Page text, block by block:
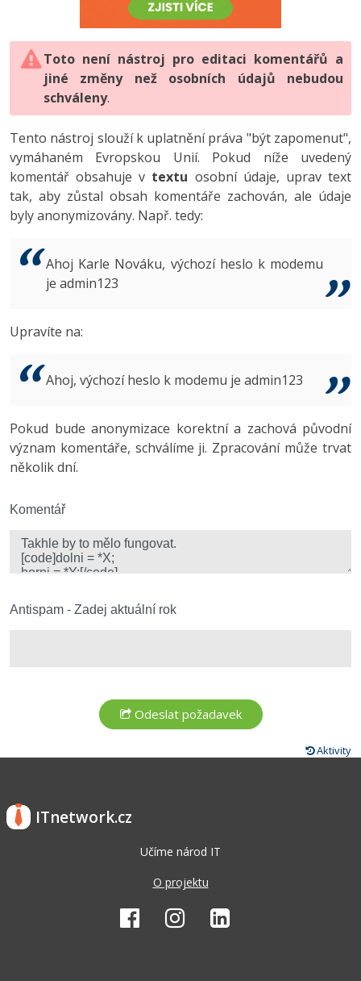
HTML5, CSS3, Bootstrap, SEO
SQL a databáze
Testování a verzování
UML a návrhové vzory
React
Spring
ASP.NET MVC
Best practices
PHP
JavaScript
Python
HTML / CSS
UML a návrhové vzory
MySQL/MariaDB
MS-SQL
Vývojář mobilních aplikací
C# Game developer
Tester
Systémový administrátor
3D grafik
Copywriter
WordPress specialista
-80%
JavaScript -80%
PHP -80%
Swift -80%
Kotlin -80%
VB.NET
Algoritmy -41%
Umělá inteligence (AI) -10%
Fórum
Digitální gramotnost
Marketing
WordPress
SEO
UX
Business
Copywriting
Windows
Kybernetická bezpečnost
Photoshop -80%
Adobe Illustrator -80%
Adobe Lightroom
Adobe XD
Adobe InDesign -25%
Adobe After Effects
Inkscape
Fórum
Toto není nástroj pro editaci komentářů a
jiné změny než osobních údajů nebudou
schváleny.
Tento nástroj slouží k uplatnění práva "být zapomenut",
vymáhaném Evropskou Unií. Pokud níže uvedený
komentář obsahuje v textu osobní údaje, uprav text
tak, aby zůstal obsah komentáře zachován, ale údaje
byly anonymizovány. Např. tedy:
Ahoj Karle Nováku, výchozí heslo k modemu
je admin123
Upravíte na:
Ahoj, výchozí heslo k modemu je admin123
Pokud bude anonymizace korektní a zachová původní
význam komentáře, schválíme ji. Zpracování může trvat
několik dní.
Komentář
Antispam - Zadej aktuální rok
Aktivity
ITnetwork.cz
Učíme národ IT
O projektu